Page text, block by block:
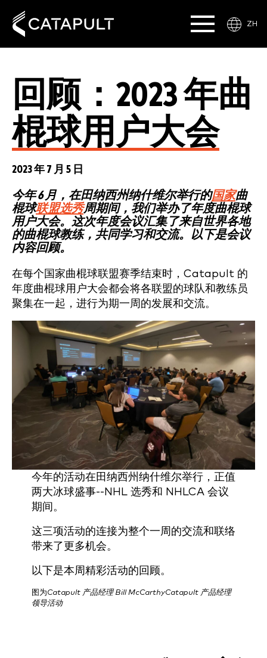
ZH
回顾：2023 年曲
棍球用户大会
2023 年 7 月 5 日
今年 6 月，在田纳西州纳什维尔举行的国家曲
棍球联盟选秀周期间，我们举办了年度曲棍球
用户大会。这次年度会议汇集了来自世界各地
的曲棍球教练，共同学习和交流。以下是会议
内容回顾。
在每个国家曲棍球联盟赛季结束时，Catapult 的
年度曲棍球用户大会都会将各联盟的球队和教练员
聚集在一起，进行为期一周的发展和交流。
今年的活动在田纳西州纳什维尔举行，正值
两大冰球盛事--NHL 选秀和 NHLCA 会议
期间。
这三项活动的连接为整个一周的交流和联络
带来了更多机会。
以下是本周精彩活动的回顾。
图为Catapult 产品经理 Bill McCarthyCatapult 产品经理
领导活动